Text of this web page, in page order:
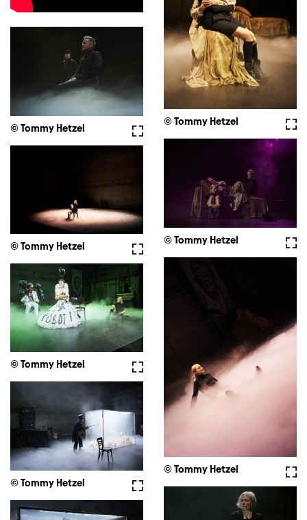
© Tommy Hetzel
Vollbild
© Tommy Hetzel
© Tommy Hetzel
Vollbild
© Tommy Hetzel
© Tommy Hetzel
Vollbild
© Tommy Hetzel
Vollbild
© Tommy Hetzel